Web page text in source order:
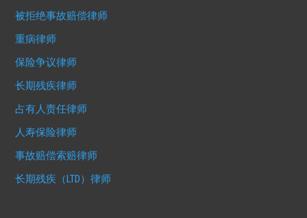
被拒绝事故赔偿律师
重病律师
保险争议律师
长期残疾律师
占有人责任律师
人寿保险律师
事故赔偿索赔律师
长期残疾（LTD）律师